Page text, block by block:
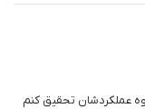
عملکردشان تحقیق کنم